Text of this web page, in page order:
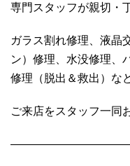
専門スタッフが親切・
ガラス割れ修理、液晶
ン）修理、水没修理、
修理（脱出＆救出）な
ご来店をスタッフ一同